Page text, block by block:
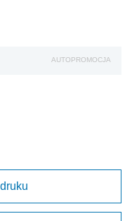
AUTOPROMOCJA